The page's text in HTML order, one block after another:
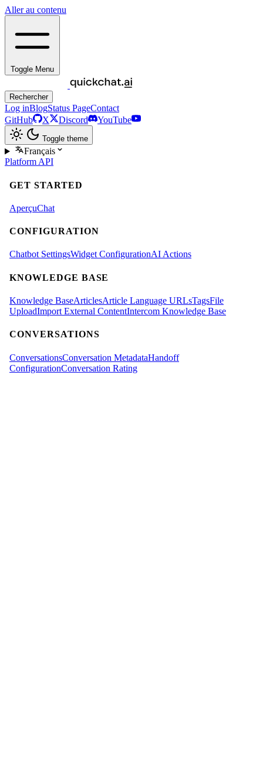
Aller au contenu
Toggle Menu
Rechercher
Log inBlogStatus PageContact
GitHub
X Discord YouTube
Toggle theme
Français
Platform API
GET STARTED
AperçuChat
CONFIGURATION
Chatbot SettingsWidget ConfigurationAI Actions
KNOWLEDGE BASE
Knowledge BaseArticlesArticle Language URLsTagsFile
UploadImport External ContentIntercom Knowledge Base
CONVERSATIONS
ConversationsConversation MetadataHandoff
ConfigurationConversation Rating